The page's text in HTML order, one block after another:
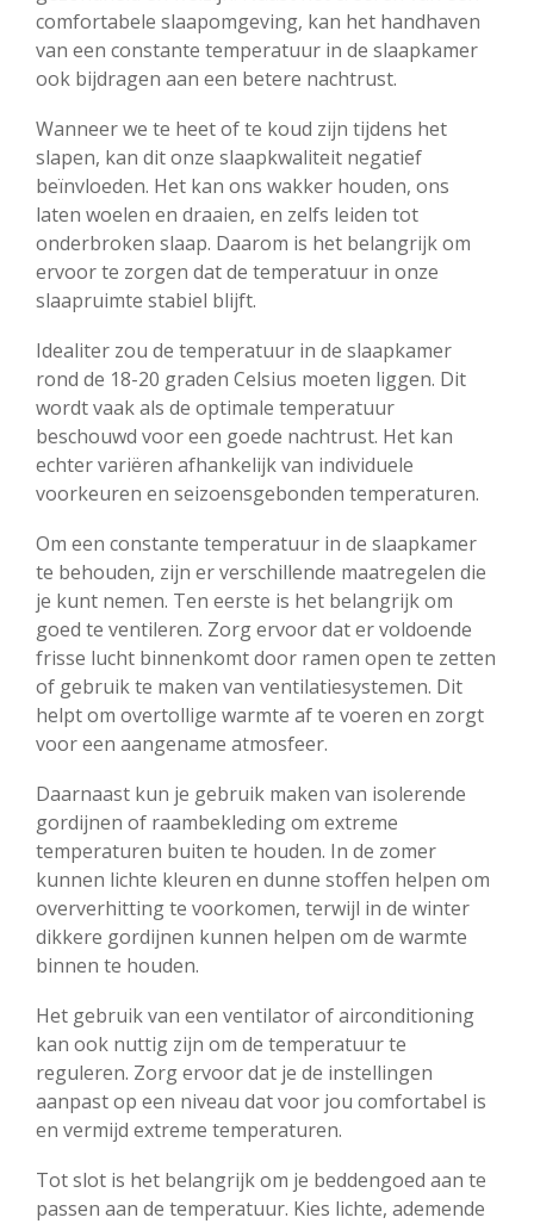
comfortabele slaapomgeving, kan het handhaven
van een constante temperatuur in de slaapkamer
ook bijdragen aan een betere nachtrust.
Wanneer we te heet of te koud zijn tijdens het
slapen, kan dit onze slaapkwaliteit negatief
beïnvloeden. Het kan ons wakker houden, ons
laten woelen en draaien, en zelfs leiden tot
onderbroken slaap. Daarom is het belangrijk om
ervoor te zorgen dat de temperatuur in onze
slaapruimte stabiel blijft.
Idealiter zou de temperatuur in de slaapkamer
rond de 18-20 graden Celsius moeten liggen. Dit
wordt vaak als de optimale temperatuur
beschouwd voor een goede nachtrust. Het kan
echter variëren afhankelijk van individuele
voorkeuren en seizoensgebonden temperaturen.
Om een constante temperatuur in de slaapkamer
te behouden, zijn er verschillende maatregelen die
je kunt nemen. Ten eerste is het belangrijk om
goed te ventileren. Zorg ervoor dat er voldoende
frisse lucht binnenkomt door ramen open te zetten
of gebruik te maken van ventilatiesystemen. Dit
helpt om overtollige warmte af te voeren en zorgt
voor een aangename atmosfeer.
Daarnaast kun je gebruik maken van isolerende
gordijnen of raambekleding om extreme
temperaturen buiten te houden. In de zomer
kunnen lichte kleuren en dunne stoffen helpen om
oververhitting te voorkomen, terwijl in de winter
dikkere gordijnen kunnen helpen om de warmte
binnen te houden.
Het gebruik van een ventilator of airconditioning
kan ook nuttig zijn om de temperatuur te
reguleren. Zorg ervoor dat je de instellingen
aanpast op een niveau dat voor jou comfortabel is
en vermijd extreme temperaturen.
Tot slot is het belangrijk om je beddengoed aan te
passen aan de temperatuur. Kies lichte, ademende